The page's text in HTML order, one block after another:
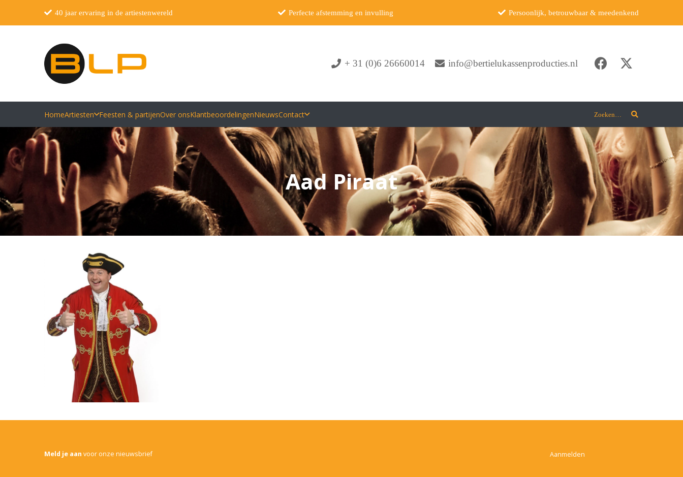
40 jaar ervaring in de artiestenwereld Perfecte afstemming en invulling Persoonlijk, betrouwbaar & meedenkend
+ 31 (0)6 26660014 info@bertielukassenproducties.nl
HomeArtiesten Feesten & partijenOver onsKlantbeoordelingenNieuwsContact Zoeken…
Aad Piraat
Meld je aan voor onze nieuwsbrief Aanmelden